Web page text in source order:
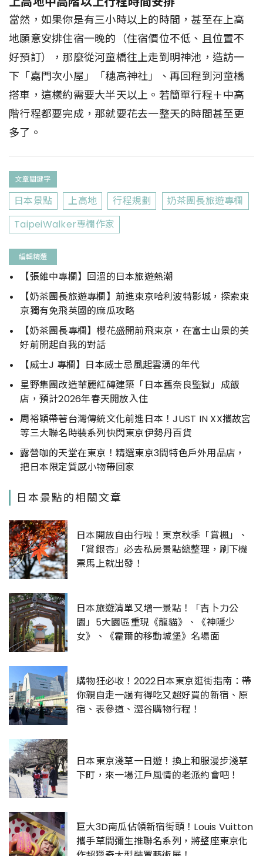
當然，如果你是有三小時以上的時間，甚至在上高
地願意安排住宿一晚的（住宿價位不低、且位置不
好預訂），那麼從河童橋往上走到明神池，造訪一
下「嘉門次小屋」「穗高神社」、再回程到河童橋
搭車，這樣約需要大半天以上。若簡單行程＋中高
階行程都要完成，那就要花去一整天的時間甚至更
多了。
文章關鍵字
日本景點 上高地 行程規劃
奶茶團長旅遊專欄
TaipeiWalker專欄作家
編輯精選
【張維中專欄】回溫的日本旅遊熱潮
【奶茶團長旅遊專欄】前進東京哈利波特影城，探索東
京獨有免飛英國的麻瓜攻略
【奶茶團長專欄】櫻花盛開前飛東京，在富士山景的美
好前開起自我的對話
【威士J 專欄】日本威士忌風起雲湧的年代
星野集團改造華麗紅磚建築「日本舊奈良監獄」成飯
店，預計2026年春天開放入住
周裕穎帶著台灣傳統文化前進日本！JUST IN XX攜故宮
等三大聯名時裝系列快閃東京伊勢丹百貨
露營咖的天堂在東京！精選東京3間特色戶外用品店，
把日本限定質感小物帶回家
日本景點的相關文章
日本開放自由行啦！東京秋季「賞楓」、
「賞銀杏」必去私房景點總整理，刷下機
票馬上就出發！
日本旅遊清單又增一景點！「吉卜力公
園」5大園區重現《龍貓》、《神隱少
女》、《霍爾的移動城堡》名場面
購物狂必收！2022日本東京逛街指南：帶
你親自走一趟有得吃又超好買的新宿、原
宿、表參道、澀谷購物行程！
日本東京淺草一日遊！換上和服漫步淺草
下町，來一場江戶風情的老派約會吧！
巨大3D南瓜佔領新宿街頭！Louis Vuitton
攜手草間彌生推聯名系列，將整座東京化